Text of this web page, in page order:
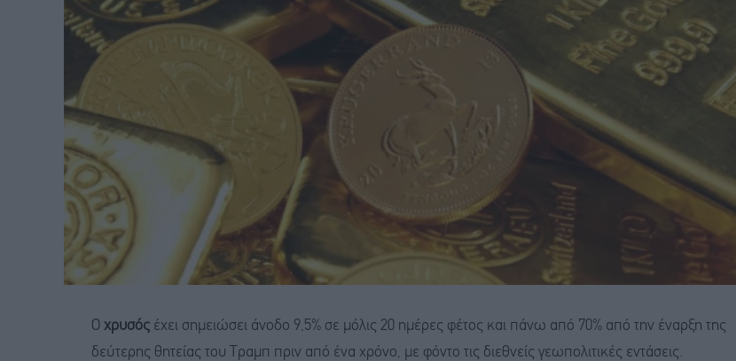
Ο χρυσός έχει σημειώσει άνοδο 9,5% σε μόλις 20 ημέρες φέτος και πάνω από 70% από την έναρξη της
δεύτερης θητείας του Τραμπ πριν από ένα χρόνο, με φόντο τις διεθνείς γεωπολιτικές εντάσεις.